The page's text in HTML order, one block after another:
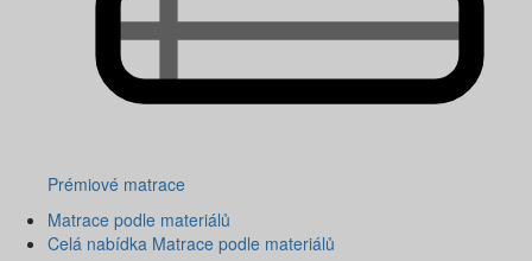
Prémiové matrace
Matrace podle materiálů
Celá nabídka Matrace podle materiálů